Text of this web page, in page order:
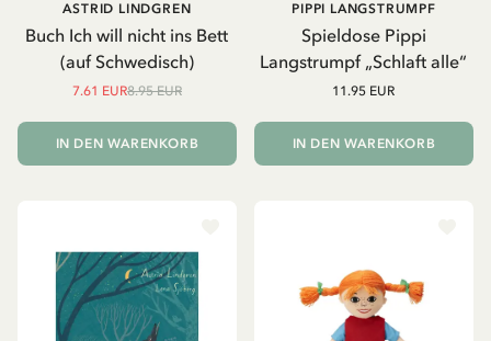
Buch Ich will nicht ins Bett
(auf Schwedisch)
ASTRID LINDGREN
7.61 EUR8.95 EUR
IN DEN WARENKORB
Spieldose Pippi
Langstrumpf „Schlaft alle“
PIPPI LANGSTRUMPF
11.95 EUR
IN DEN WARENKORB